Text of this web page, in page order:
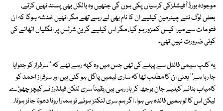
موجودہ بورڈ آفیشلزکی کرسیاں پکی ہوں گی جنھیں وہ بالکل بھی پسند نہیں کرتے،
بعض لوگ نئے چیئرمین کیلیے ان کا نام بھی لے رہے تھے مگر انھیں خدشہ ہوگا کہ ان
فتوحات سے میرا کیس کمزور ہو گیا، مگر اس کیلیے گرین شرٹس پر انگلیاں اٹھانے کی
کوئی ضرورت نہیں تھی۔
یہ کلپ سیمی فائنل سے پہلے کی تھی جس میں وہ کہہ رہے تھے کہ ''سرفراز کو جتوایا
جا رہا ہے'' یعنی ان کا مطلب تھا کہ ساری ٹیمیں پاگل ہو گئی ہیں اور سرفراز احمد کو
کامیاب بنانے کیلیے جان بوجھ کر ہار رہی ہیں،یقیناً سری لنکن فیلڈرز نے کیچز چھوڑے
لیکن اس کا تو ہمیں فائدہ ہی ہوا، اگر ہم سری لنکنز ہوتے تو ہمارا رونا دھونا جائز ہوتا،